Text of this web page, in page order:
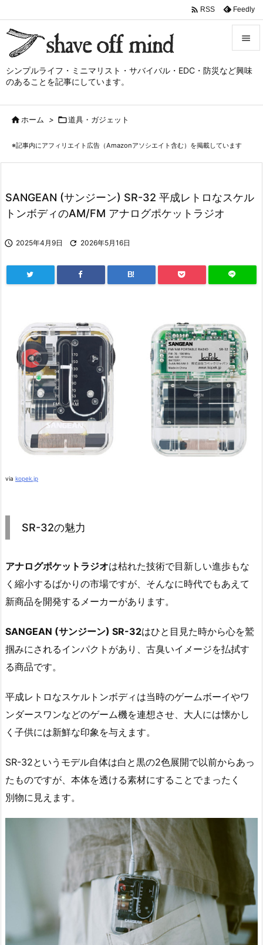
シンプルライフ・ミニマリスト・サバイバル・EDC・防災など興味
のあることを記事にしています。

メニュ
サイド
次へ
検索
 RSS Feedly
ホーム > 道具・ガジェット
※記事内にアフィリエイト広告（Amazonアソシエイト含む）を掲載しています
SANGEAN (サンジーン) SR-32 平成レトロなスケル
トンボディのAM/FM アナログポケットラジオ
 2025年4月9日  2026年5月16日
B!
via kopek.jp
SR-32の魅力
アナログポケットラジオは枯れた技術で目新しい進歩もな
く縮小するばかりの市場ですが、そんなに時代でもあえて
新商品を開発するメーカーがあります。
SANGEAN (サンジーン) SR-32はひと目見た時から心を鷲
掴みにされるインパクトがあり、古臭いイメージを払拭す
る商品です。
平成レトロなスケルトンボディは当時のゲームボーイやワ
ンダースワンなどのゲーム機を連想させ、大人には懐かし
く子供には新鮮な印象を与えます。
SR-32というモデル自体は白と黒の2色展開で以前からあっ
たものですが、本体を透ける素材にすることでまったく
別物に見えます。